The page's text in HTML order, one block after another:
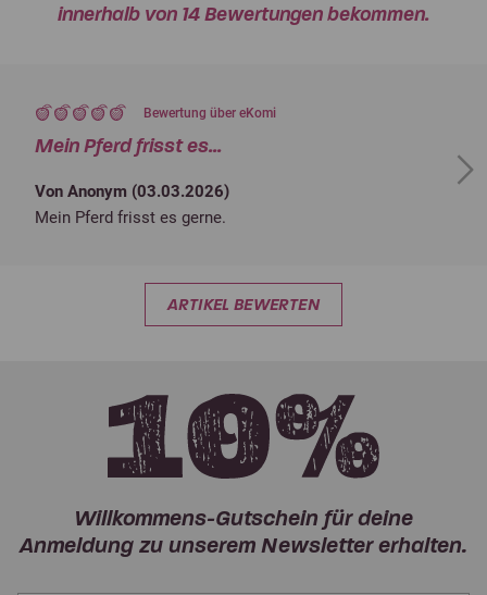
innerhalb von 14 Bewertungen bekommen.
Bewertung über eKomi
Mein Pferd frisst es...
Von Anonym (03.03.2026)
Mein Pferd frisst es gerne.
Next
ARTIKEL BEWERTEN
Willkommens-Gutschein für deine
Anmeldung zu unserem Newsletter erhalten.